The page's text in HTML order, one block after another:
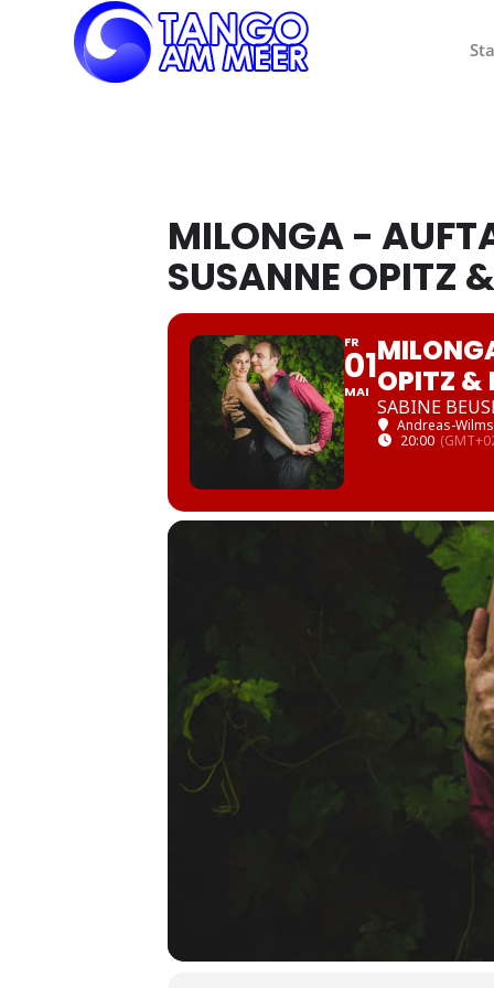
MILONGA -
SUSANNE OPITZ
FR
01
MAI OPITZ &
SABINE
Andreas-
20:00